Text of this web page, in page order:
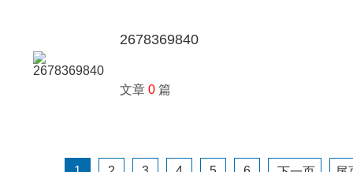
2678369840
文章 0 篇